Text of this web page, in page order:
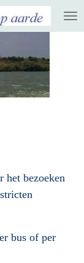
het bezoeken
bus of per